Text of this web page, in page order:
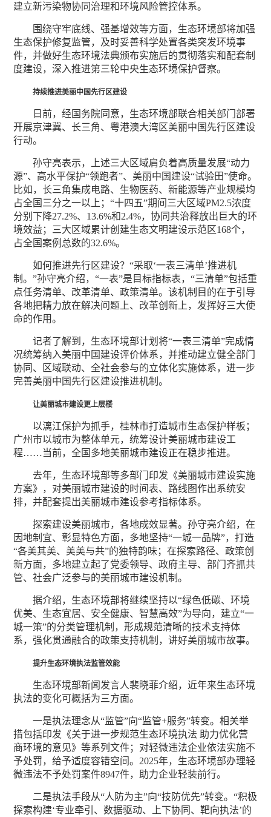
建立新污染物协同治理和环境风险管控体系。
围绕守牢底线、强基增效等方面，生态环境部将加强
生态保护修复监管，及时妥善科学处置各类突发环境事
件，并做好生态环境法典颁布实施后的贯彻落实和配套制
度建设，深入推进第三轮中央生态环境保护督察。
持续推进美丽中国先行区建设
日前，经国务院同意，生态环境部联合相关部门部署
开展京津冀、长三角、粤港澳大湾区美丽中国先行区建设
行动。
孙守亮表示，上述三大区域肩负着高质量发展“动力
源”、高水平保护“领跑者”、美丽中国建设“试验田”使命。
比如，长三角集成电路、生物医药、新能源等产业规模均
占全国三分之一以上；“十四五”期间三大区域PM2.5浓度
分别下降27.2%、13.6%和2.4%，协同共治释放出巨大的环
境效益；三大区域累计创建生态文明建设示范区168个，
占全国案例总数的32.6%。
如何推进先行区建设？“采取‘一表三清单’推进机
制。”孙守亮介绍，“一表”是目标指标表，“三清单”包括重
点任务清单、改革清单、政策清单。该机制目的在于引导
各地把精力放在解决问题上、改革创新上，发挥好三大使
命的作用。
记者了解到，生态环境部计划将“一表三清单”完成情
况统筹纳入美丽中国建设评价体系，并推动建立健全部门
协同、区域联动、全社会参与的立体化实施体系，进一步
完善美丽中国先行区建设推进机制。
让美丽城市建设更上层楼
以漓江保护为抓手，桂林市打造城市生态保护样板；
广州市以城市为整体单元，统筹设计美丽城市建设工
程……当前，全国多地美丽城市建设正在稳步推进。
去年，生态环境部等多部门印发《美丽城市建设实施
方案》，对美丽城市建设的时间表、路线图作出系统安
排，并配套提出美丽城市建设参考指标体系。
探索建设美丽城市，各地成效显著。孙守亮介绍，在
因地制宜、彰显特色方面，多地坚持“一城一品牌”，打造
“各美其美、美美与共”的独特韵味；在探索路径、政策创
新方面，多地建立起了党委领导、政府主导、部门齐抓共
管、社会广泛参与的美丽城市建设机制。
据介绍，生态环境部将继续坚持以“绿色低碳、环境
优美、生态宜居、安全健康、智慧高效”为导向，建立“一
城一策”的分类管理机制，形成规范清晰的技术支持体
系，强化贯通融合的政策支持机制，讲好美丽城市故事。
提升生态环境执法监管效能
生态环境部新闻发言人裴晓菲介绍，近年来生态环境
执法的变化可概括为三方面。
一是执法理念从“监管”向“监管+服务”转变。相关举
措包括印发《关于进一步规范生态环境执法 助力优化营
商环境的意见》等系列文件；对轻微违法企业依法实施不
予处罚，给予适度容错空间。2025年，生态环境部办理轻
微违法不予处罚案件8947件，助力企业轻装前行。
二是执法手段从“人防为主”向“技防优先”转变。“积极
探索构建‘专业牵引、数据驱动、上下协同、靶向执法’的